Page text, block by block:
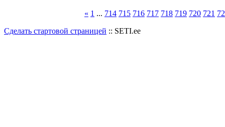
« 1 ... 714 715 716 717 718 719 720 721
Сделать стартовой страницей :: SETI.ee